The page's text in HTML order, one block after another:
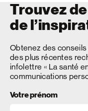
Trouvez
de
Obtenez des
des plus récentes
infolettre « La santé
communications
Votre prénom